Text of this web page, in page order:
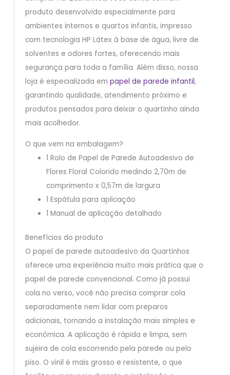
produto desenvolvido especialmente para
ambientes internos e quartos infantis, impresso
com tecnologia HP Látex à base de água, livre de
solventes e odores fortes, oferecendo mais
segurança para toda a família. Além disso, nossa
loja é especializada em papel de parede infantil,
garantindo qualidade, atendimento próximo e
produtos pensados para deixar o quartinho ainda
mais acolhedor.
O que vem na embalagem?
1 Rolo de Papel de Parede Autoadesivo de
Flores Floral Colorido medindo 2,70m de
comprimento x 0,57m de largura
1 Espátula para aplicação
1 Manual de aplicação detalhado
Benefícios do produto
O papel de parede autoadesivo da Quartinhos
oferece uma experiência muito mais prática que o
papel de parede convencional. Como já possui
cola no verso, você não precisa comprar cola
separadamente nem lidar com preparos
adicionais, tornando a instalação mais simples e
econômica. A aplicação é rápida e limpa, sem
sujeira de cola escorrendo pela parede ou pelo
piso. O vinil é mais grosso e resistente, o que